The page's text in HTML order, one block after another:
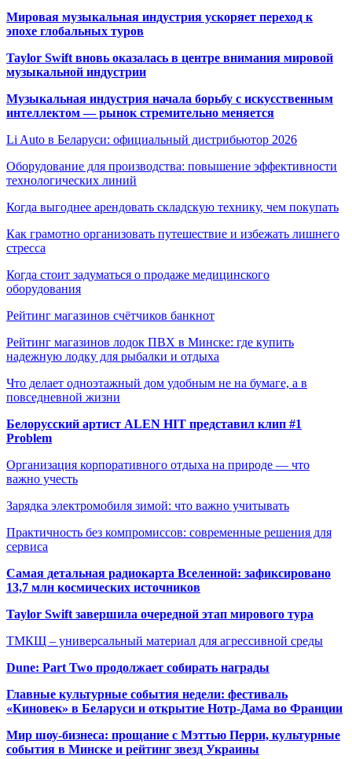
Мировая музыкальная индустрия ускоряет переход к
эпохе глобальных туров
Taylor Swift вновь оказалась в центре внимания мировой
музыкальной индустрии
Музыкальная индустрия начала борьбу с искусственным
интеллектом — рынок стремительно меняется
Li Auto в Беларуси: официальный дистрибьютор 2026
Оборудование для производства: повышение эффективности
технологических линий
Когда выгоднее арендовать складскую технику, чем покупать
Как грамотно организовать путешествие и избежать лишнего
стресса
Когда стоит задуматься о продаже медицинского
оборудования
Рейтинг магазинов счётчиков банкнот
Рейтинг магазинов лодок ПВХ в Минске: где купить
надежную лодку для рыбалки и отдыха
Что делает одноэтажный дом удобным не на бумаге, а в
повседневной жизни
Белорусский артист ALEN HIT представил клип #1
Problem
Организация корпоративного отдыха на природе — что
важно учесть
Зарядка электромобиля зимой: что важно учитывать
Практичность без компромиссов: современные решения для
сервиса
Самая детальная радиокарта Вселенной: зафиксировано
13,7 млн космических источников
Taylor Swift завершила очередной этап мирового тура
ТМКЩ – универсальный материал для агрессивной среды
Dune: Part Two продолжает собирать награды
Главные культурные события недели: фестиваль
«Киновек» в Беларуси и открытие Нотр-Дама во Франции
Мир шоу-бизнеса: прощание с Мэттью Перри, культурные
события в Минске и рейтинг звезд Украины